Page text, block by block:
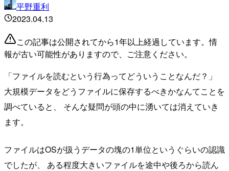
平野重利
2023.04.13
この記事は公開されてから1年以上経過しています。情
報が古い可能性がありますので、ご注意ください。
「ファイルを読むという行為ってどういうことなんだ？」
大規模データをどうファイルに保存するべきかなんてことを
調べていると、 そんな疑問が頭の中に湧いては消えていき
ます。
ファイルはOSが扱うデータの塊の1単位というぐらいの認識
でしたが、 ある程度大きいファイルを途中や後ろから読ん